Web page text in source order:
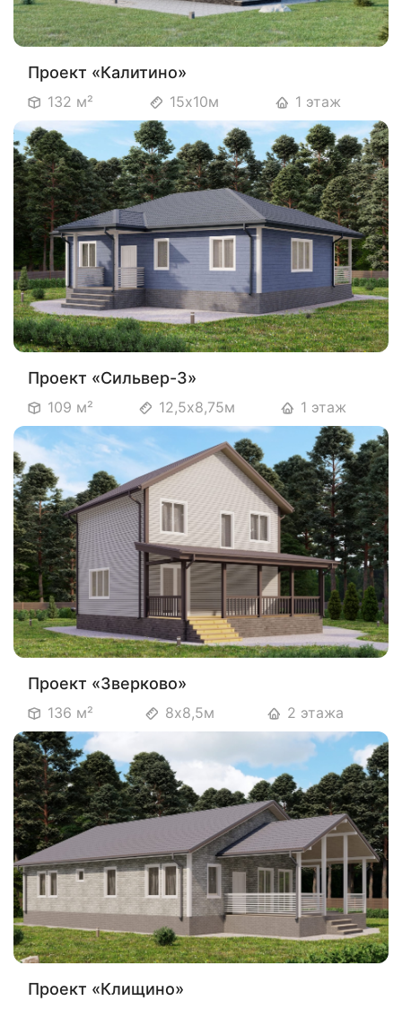
Проект «Калитино»
132 м² 15х10м 1 этаж
Проект «Сильвер-3»
109 м² 12,5х8,75м 1 этаж
Проект «Зверково»
136 м² 8х8,5м 2 этажа
Проект «Клищино»